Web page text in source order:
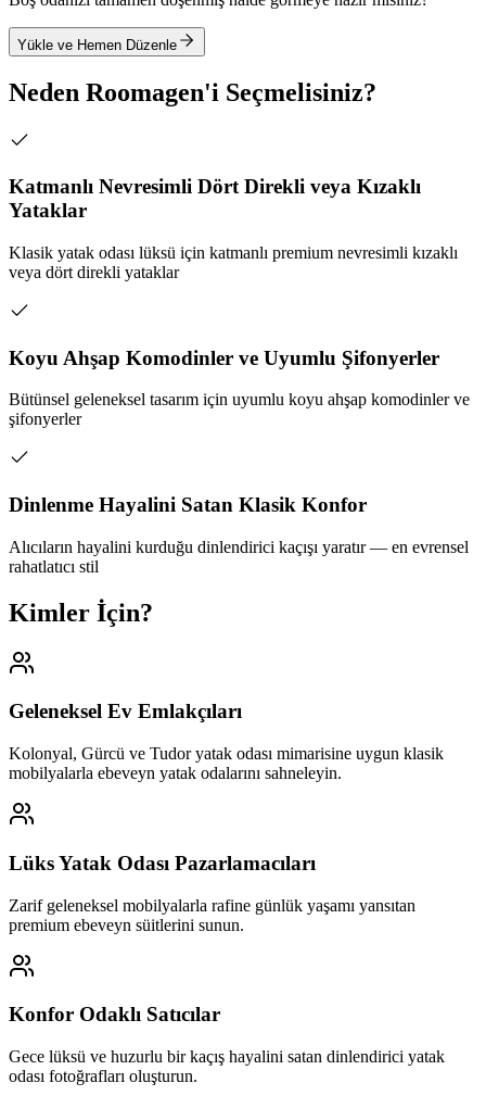
Yükle ve Hemen Düzenle
Neden Roomagen'i Seçmelisiniz?
Katmanlı Nevresimli Dört Direkli veya Kızaklı
Yataklar
Klasik yatak odası lüksü için katmanlı premium nevresimli kızaklı
veya dört direkli yataklar
Koyu Ahşap Komodinler ve Uyumlu Şifonyerler
Bütünsel geleneksel tasarım için uyumlu koyu ahşap komodinler ve
şifonyerler
Dinlenme Hayalini Satan Klasik Konfor
Alıcıların hayalini kurduğu dinlendirici kaçışı yaratır — en evrensel
rahatlatıcı stil
Kimler İçin?
Geleneksel Ev Emlakçıları
Kolonyal, Gürcü ve Tudor yatak odası mimarisine uygun klasik
mobilyalarla ebeveyn yatak odalarını sahneleyin.
Lüks Yatak Odası Pazarlamacıları
Zarif geleneksel mobilyalarla rafine günlük yaşamı yansıtan
premium ebeveyn süitlerini sunun.
Konfor Odaklı Satıcılar
Gece lüksü ve huzurlu bir kaçış hayalini satan dinlendirici yatak
odası fotoğrafları oluşturun.